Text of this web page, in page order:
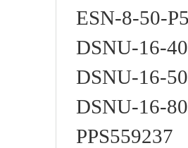
ESN-8-50-
DSNU-16-
DSNU-16-
DSNU-16-
PPS559237